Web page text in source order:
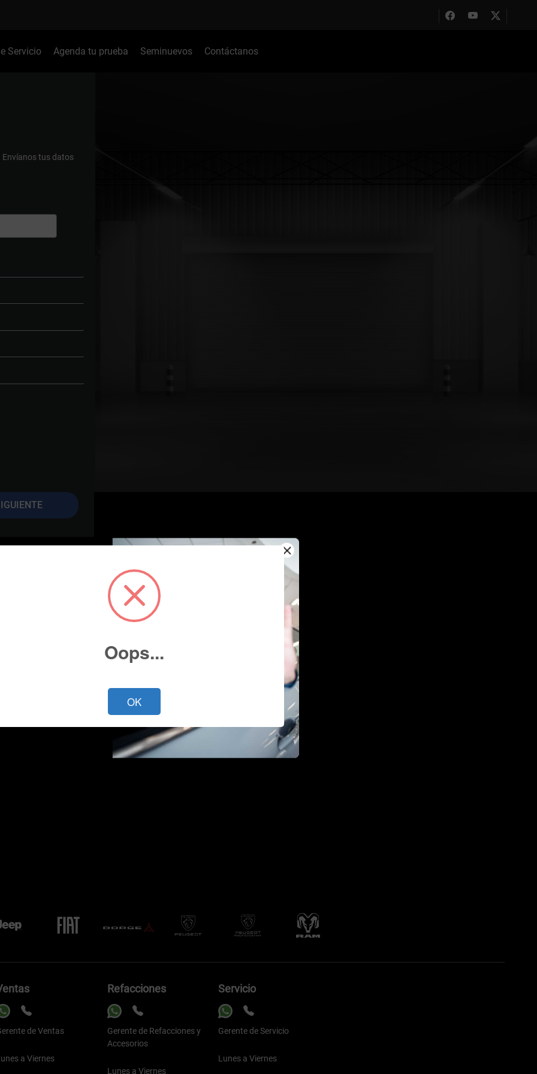
Servicio Agenda tu prueba Seminuevos Contáctanos
Envíanos tus datos
de Ventas
a Viernes
Refacciones
Gerente de Refacciones y
Accesorios
Lunes a Viernes
Servicio
Gerente de Servicio
Lunes a Viernes
Oops...
OK